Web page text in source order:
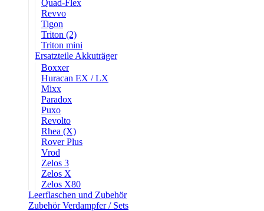
Quad-Flex
Revvo
Tigon
Triton (2)
Triton mini
Ersatzteile Akkuträger
Boxxer
Huracan EX / LX
Mixx
Paradox
Puxo
Revolto
Rhea (X)
Rover Plus
Vrod
Zelos 3
Zelos X
Zelos X80
Leerflaschen und Zubehör
Zubehör Verdampfer / Sets